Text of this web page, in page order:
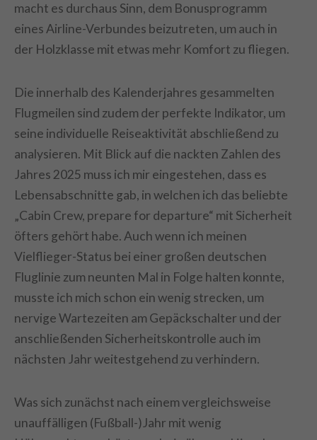
macht es durchaus Sinn, dem Bonusprogramm
eines Airline-Verbundes beizutreten, um auch in
der Holzklasse mit etwas mehr Komfort zu fliegen.
Die innerhalb des Kalenderjahres gesammelten
Flugmeilen sind zudem der perfekte Indikator, um
seine individuelle Reiseaktivität abschließend zu
analysieren. Mit Blick auf die nackten Zahlen des
Jahres 2025 muss ich mir eingestehen, dass es
Lebensabschnitte gab, in welchen ich das beliebte
„Cabin Crew, prepare for departure“ mit Sicherheit
öfters gehört habe. Auch wenn ich meinen
Vielflieger-Status bei einer großen deutschen
Fluglinie zum neunten Mal in Folge halten konnte,
musste ich mich schon ein wenig strecken, um
nervige Wartezeiten am Gepäckschalter und der
anschließenden Sicherheitskontrolle auch im
nächsten Jahr weitestgehend zu verhindern.
Was sich zunächst nach einem vergleichsweise
unauffälligen (Fußball-)Jahr mit wenig